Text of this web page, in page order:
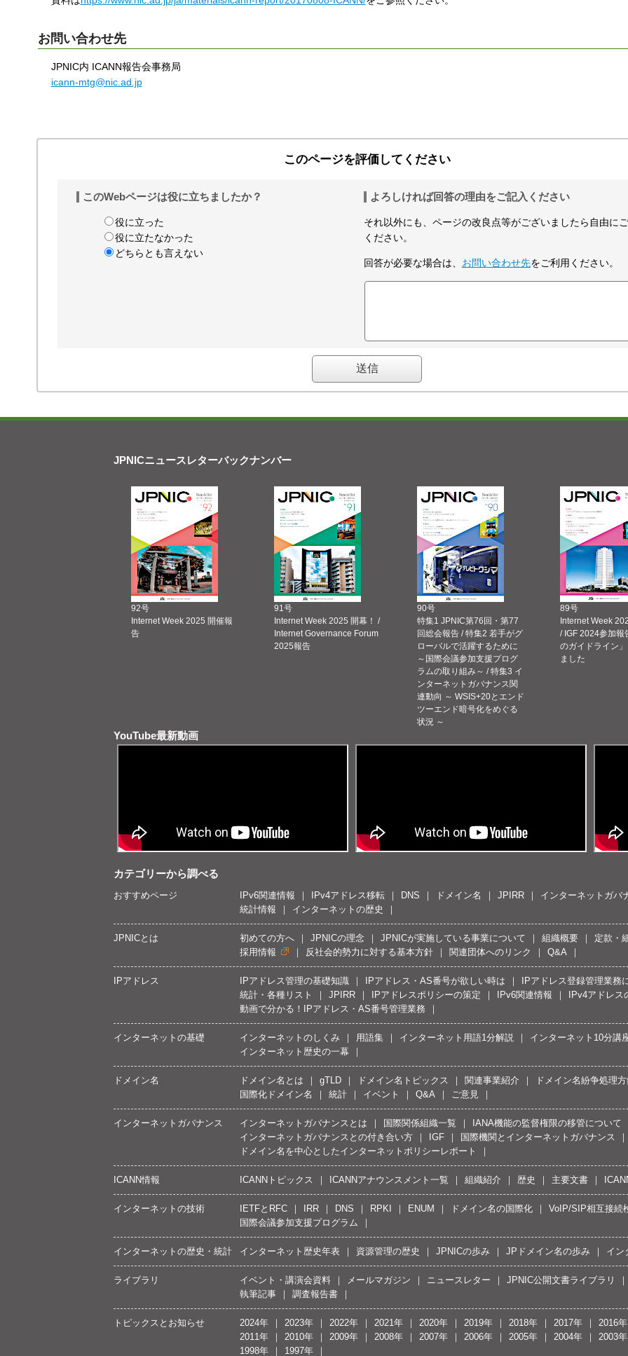
お問い合わせ先
JPNIC内 ICANN報告会事務局
icann-mtg@nic.ad.jp
このページを評価してください
このWebページは役に立ちましたか？
役に立った
役に立たなかった
どちらとも言えない
よろしければ回答の理由をご記入ください
それ以外にも、ページの改良点等がございましたら自由に
ください。
回答が必要な場合は、 お問い合わせ先をご利用ください。
JPNICニュースレターバックナンバー
92号
Internet Week 2025 開催報
告
91号
Internet Week 2025 開幕！ /
Internet Governance Forum
2025報告
90号
特集1 JPNIC第76回・第77
回総会報告 / 特集2 若手がグ
ローバルで活躍するために
～国際会議参加支援プログ
ラムの取り組み～ / 特集3 イ
ンターネットガバナンス関
連動向 ～ WSIS+20とエンド
ツーエンド暗号化をめぐる
状況 ～
89号
Internet Week
/ IGF 2024参加報
のガイドライン
ました
YouTube最新動画
カテゴリーから調べる
おすすめページ IPv6関連情報 IPv4アドレス移転 DNS ドメイン名 JPIRR インターネットガバ
統計情報
インターネットの歴史
JPNICとは 初めての方へ JPNICの理念 JPNICが実施している事業について 組織概要 定款・
採用情報
反社会的勢力に対する基本方針 関連団体へのリンク Q&A
IPアドレス IPアドレス管理の基礎知識 IPアドレス・AS番号が欲しい時は IPアドレス登録管理業務
統計・各種リスト
JPIRR IPアドレスポリシーの策定 IPv6関連情報 IPv4アドレ
動画で分かる！IPアドレス・AS番号管理業務
インターネットの基礎 インターネットのしくみ 用語集 インターネット用語1分解説 インターネット10分講
インターネット歴史の一幕
ドメイン名 ドメイン名とは gTLD ドメイン名トピックス 関連事業紹介 ドメイン名紛争処理
国際化ドメイン名
統計 イベント Q&A ご意見
インターネットガバナンス インターネットガバナンスとは 国際関係組織一覧 IANA機能の監督権限の移管について
インターネットガバナンスとの付き合い方
IGF 国際機関とインターネットガバナンス
ドメイン名を中心としたインターネットポリシーレポート
ICANN情報 ICANNトピックス ICANNアナウンスメント一覧 組織紹介 歴史 主要文書
インターネットの技術 IETFとRFC IRR DNS RPKI ENUM ドメイン名の国際化 VoIP/SIP相互接続
国際会議参加支援プログラム
インターネットの歴史・統計 インターネット歴史年表 資源管理の歴史 JPNICの歩み JPドメイン名の歩み イン
ライブラリ イベント・講演会資料 メールマガジン ニュースレター JPNIC公開文書ライブラリ
執筆記事
調査報告書
トピックスとお知らせ 2024年 2023年 2022年 2021年 2020年 2019年 2018年 2017年 2016年
2011年
2010年 2009年 2008年 2007年 2006年 2005年 2004年 2003年
1998年
1997年